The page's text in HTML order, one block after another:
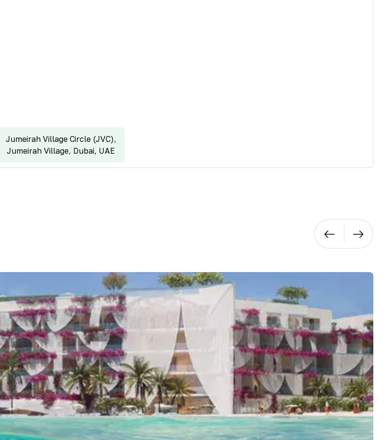
Jumeirah Village Circle (JVC),
Jumeirah Village, Dubai, UAE